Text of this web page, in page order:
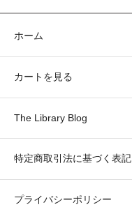
ホーム
カートを見る
The Library Blog
特定商取引法に基づく表記
プライバシーポリシー